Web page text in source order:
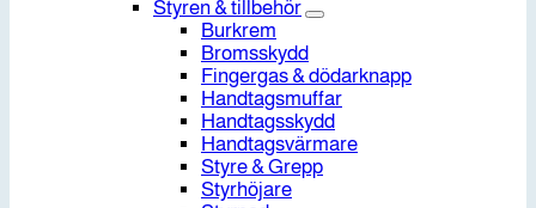
Styren & tillbehör
Burkrem
Bromsskydd
Fingergas & dödarknapp
Handtagsmuffar
Handtagsskydd
Handtagsvärmare
Styre & Grepp
Styrhöjare